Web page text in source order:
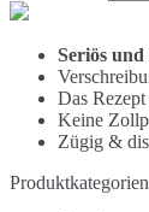
Seriös
Das
Keine
Zügig &
Produktkategorien